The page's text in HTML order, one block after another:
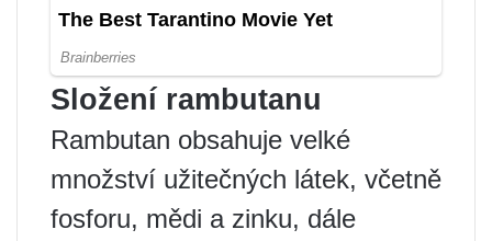
Složení rambutanu
Rambutan obsahuje velké
množství užitečných látek, včetně
fosforu, mědi a zinku, dále